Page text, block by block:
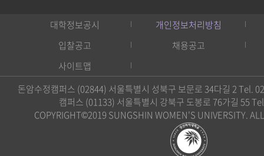
대학정보공시
개인정보처리방침
입찰공고
채용공고
사이트맵
돈암수정캠퍼스 (02844) 서울특별시 성북구 보문로 34다길 2 Tel.
캠퍼스 (01133) 서울특별시 강북구 도봉로 76가길 55
COPYRIGHT©2019 SUNGSHIN WOMEN'S UNIVERSITY.